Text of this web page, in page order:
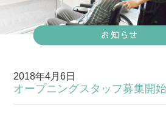
2018年4月6日
オープニングスタッフ募集開